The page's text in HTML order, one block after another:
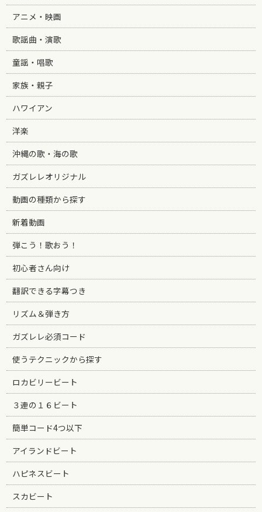
アニメ・映画
歌謡曲・演歌
童謡・唱歌
家族・親子
ハワイアン
洋楽
沖縄の歌・海の歌
ガズレレオリジナル
動画の種類から探す
新着動画
弾こう！歌おう！
初心者さん向け
翻訳できる字幕つき
リズム＆弾き方
ガズレレ必須コード
使うテクニックから探す
ロカビリービート
３連の１６ビート
簡単コード4つ以下
アイランドビート
ハピネスビート
スカビート